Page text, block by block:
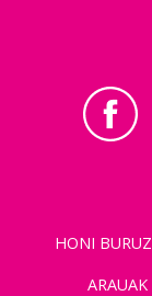
HONI BURUZ
ARAUAK